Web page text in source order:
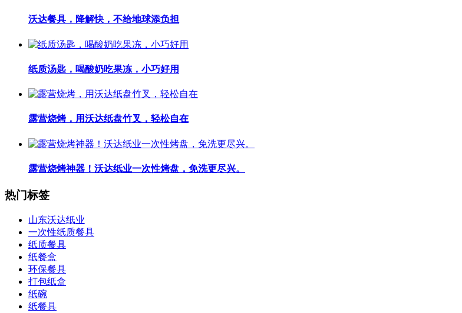
沃达餐具，降解快，不给地球添负担
纸质汤匙，喝酸奶吃果冻，小巧好用
露营烧烤，用沃达纸盘竹叉，轻松自在
露营烧烤神器！沃达纸业一次性烤盘，免洗更尽兴。
热门标签
山东沃达纸业
一次性纸质餐具
纸质餐具
纸餐盒
环保餐具
打包纸盒
纸碗
纸餐具